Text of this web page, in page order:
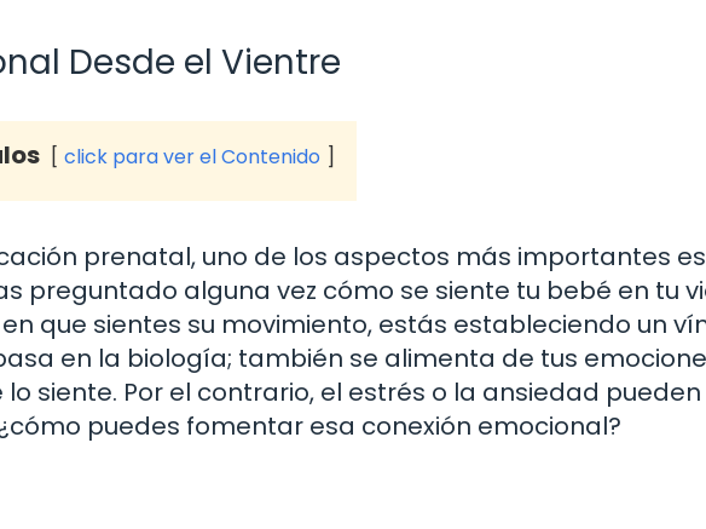
Desde el Vientre
click para ver el Contenido
prenatal, uno de los aspectos más importantes
preguntado alguna vez cómo se siente tu bebé en tu
que sientes su movimiento, estás estableciendo un
en la biología; también se alimenta de tus
siente. Por el contrario, el estrés o la ansiedad pueden
puedes fomentar esa conexión emocional?